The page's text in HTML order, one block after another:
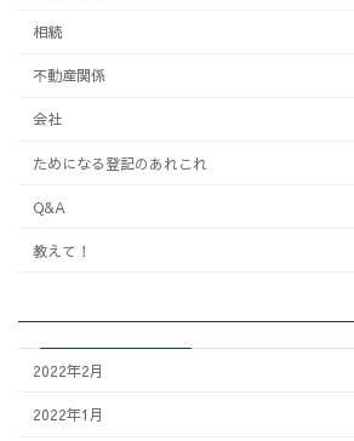
相続
不動産関係
会社
ためになる登記のあれこれ
Q&A
教えて！
2022年2月
2022年1月